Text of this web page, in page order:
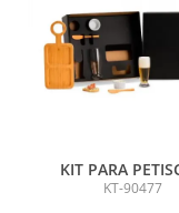
KIT PARA
CERVEJA - 7
KT-90477